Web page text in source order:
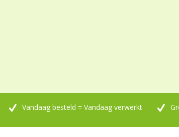
Vandaag besteld = Vandaag verwerkt